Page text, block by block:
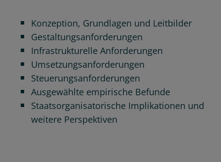
Konzeption, Grundlagen und Leitbilder
Gestaltungsanforderungen
Infrastrukturelle Anforderungen
Umsetzungsanforderungen
Steuerungsanforderungen
Ausgewählte empirische Befunde
Staatsorganisatorische Implikationen und
weitere Perspektiven